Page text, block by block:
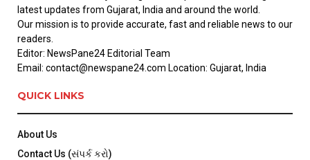
latest updates from Gujarat, India and around the world.
Our mission is to provide accurate, fast and reliable news to our
readers.
Editor: NewsPane24 Editorial Team
Email: contact@newspane24.com Location: Gujarat, India
QUICK LINKS
About Us
Contact Us (સંપર્ક કરો)